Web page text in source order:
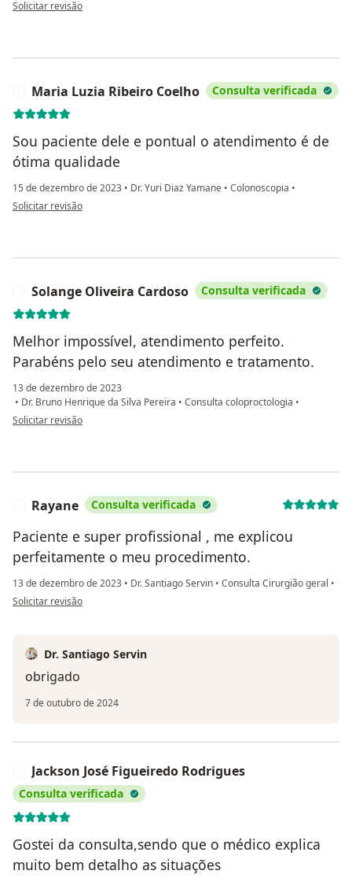
Solicitar revisão
Maria Luzia Ribeiro Coelho Consulta verificada
Sou paciente dele e pontual o atendimento é de
ótima qualidade
15 de dezembro de 2023 • Dr. Yuri Diaz Yamane • Colonoscopia •
na opinião do utilizador Maria Luzia Ribeiro Coelho
Solicitar revisão
Solange Oliveira Cardoso Consulta verificada
Melhor impossível, atendimento perfeito.
Parabéns pelo seu atendimento e tratamento.
13 de dezembro de 2023
• Dr. Bruno Henrique da Silva Pereira • Consulta coloproctologia •
na opinião do utilizador Solange Oliveira Cardoso
Solicitar revisão
Rayane Consulta verificada
Paciente e super profissional , me explicou
perfeitamente o meu procedimento.
13 de dezembro de 2023 • Dr. Santiago Servin • Consulta Cirurgião geral •
na opinião do utilizador Rayane
Solicitar revisão
Dr. Santiago Servin
obrigado
7 de outubro de 2024
Jackson José Figueiredo Rodrigues
Consulta verificada
Gostei da consulta,sendo que o médico explica
muito bem detalho as situações